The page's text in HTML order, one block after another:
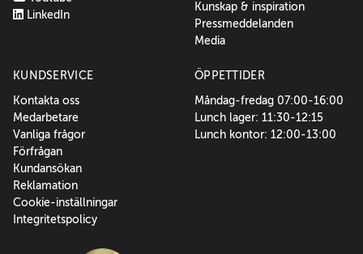
LinkedIn
Kunskap & inspiration
Pressmeddelanden
Media
KUNDSERVICE
Kontakta oss
Medarbetare
Vanliga frågor
Förfrågan
Kundansökan
Reklamation
Cookie-inställningar
Integritetspolicy
ÖPPETTIDER
Måndag-fredag 07:00-16:00
Lunch lager: 11:30-12:15
Lunch kontor: 12:00-13:00